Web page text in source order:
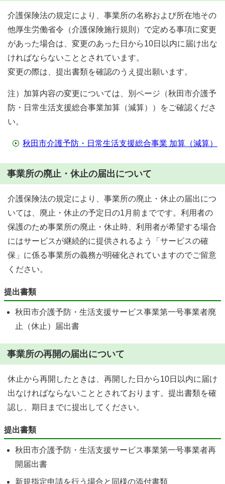
介護保険法の規定により、事業所の名称および所在地その
他厚生労働省令（介護保険施行規則）で定める事項に変更
があった場合は、変更のあった日から10日以内に届け出な
ければならないこととされています。
変更の際は、提出書類を確認のうえ提出願います。
注）加算内容の変更については、別ページ（秋田市介護予
防・日常生活支援総合事業加算（減算））をご確認くださ
い。
秋田市介護予防・日常生活支援総合事業 加算（減算）
事業所の廃止・休止の届出について
介護保険法の規定により、事業所の廃止・休止の届出につ
いては、廃止・休止の予定日の1月前までです。利用者の
保護のため事業所の廃止・休止時、利用者が希望する場合
にはサービスが継続的に提供されるよう「サービスの確
保」に係る事業所の義務が明確化されていますのでご留意
ください。
提出書類
秋田市介護予防・生活支援サービス事業第一号事業者廃
止（休止）届出書
事業所の再開の届出について
休止から再開したときは、再開した日から10日以内に届け
出なければならないこととされております。提出書類を確
認し、期日までに提出してください。
提出書類
秋田市介護予防・生活支援サービス事業第一号事業者再
開届出書
新規指定申請を行う場合と同様の添付書類